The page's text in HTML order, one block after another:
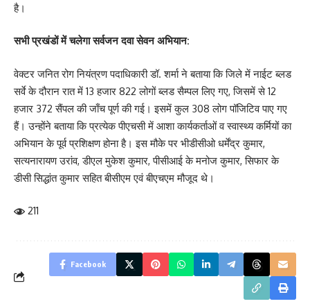
है।
सभी प्रखंडों में चलेगा सर्वजन दवा सेवन अभियान:
वेक्टर जनित रोग नियंत्रण पदाधिकारी डॉ. शर्मा ने बताया कि जिले में नाईट ब्लड
सर्वे के दौरान रात में 13 हजार 822 लोगों ब्लड सैम्पल लिए गए, जिसमें से 12
हजार 372 सैंपल की जाँच पूर्ण की गई। इसमें कुल 308 लोग पॉजिटिव पाए गए
हैं। उन्होंने बताया कि प्रत्येक पीएचसी में आशा कार्यकर्ताओं व स्वास्थ्य कर्मियों का
अभियान के पूर्व प्रशिक्षण होना है। इस मौके पर भीडीसीओ धर्मेंद्र कुमार,
सत्यनारायण उरांव, डीएल मुकेश कुमार, पीसीआई के मनोज कुमार, सिफार के
डीसी सिद्धांत कुमार सहित बीसीएम एवं बीएचएम मौजूद थे।
211
Facebook